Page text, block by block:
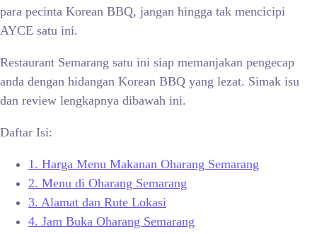
para pecinta Korean BBQ, jangan hingga tak mencicipi
AYCE satu ini.
Restaurant Semarang satu ini siap memanjakan pengecap
anda dengan hidangan Korean BBQ yang lezat. Simak isu
dan review lengkapnya dibawah ini.
Daftar Isi:
1. Harga Menu Makanan Oharang Semarang
2. Menu di Oharang Semarang
3. Alamat dan Rute Lokasi
4. Jam Buka Oharang Semarang